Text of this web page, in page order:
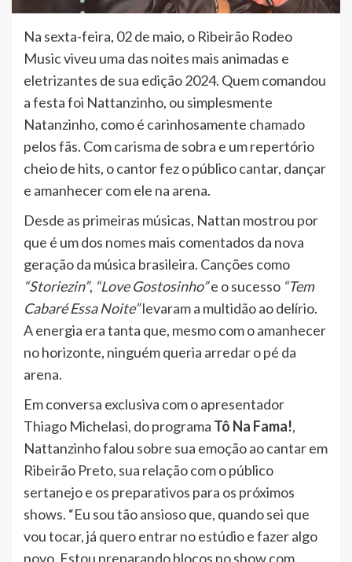
Na sexta-feira, 02 de maio, o Ribeirão Rodeo
Music viveu uma das noites mais animadas e
eletrizantes de sua edição 2024. Quem comandou
a festa foi Nattanzinho, ou simplesmente
Natanzinho, como é carinhosamente chamado
pelos fãs. Com carisma de sobra e um repertório
cheio de hits, o cantor fez o público cantar, dançar
e amanhecer com ele na arena.
Desde as primeiras músicas, Nattan mostrou por
que é um dos nomes mais comentados da nova
geração da música brasileira. Canções como
“Storiezin”, “Love Gostosinho”e o sucesso “Tem
Cabaré Essa Noite”levaram a multidão ao delírio.
A energia era tanta que, mesmo com o amanhecer
no horizonte, ninguém queria arredar o pé da
arena.
Em conversa exclusiva com o apresentador
Thiago Michelasi, do programa Tô Na Fama!,
Nattanzinho falou sobre sua emoção ao cantar em
Ribeirão Preto, sua relação com o público
sertanejo e os preparativos para os próximos
shows. “Eu sou tão ansioso que, quando sei que
vou tocar, já quero entrar no estúdio e fazer algo
novo. Estou preparando blocos no show com